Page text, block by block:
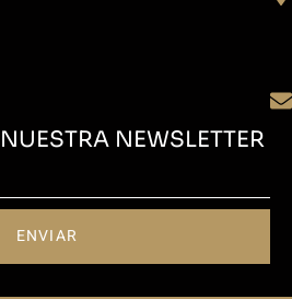
NEWSLETTER
ENVIAR